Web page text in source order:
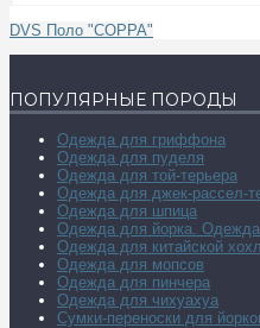
DVS Поло "COPPA"
ПОПУЛЯРНЫЕ ПОРОДЫ
Одежда для гриффона
Одежда для пуделя
Одежда для той-терьера
Одежда для джек-рассел-
Одежда для шпица
Одежда для йорка. Одежда
Одежда для китайской
Одежда для мопсов
Одежда для пинчера
Одежда для чихуахуа
Сумки-переноски для